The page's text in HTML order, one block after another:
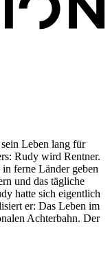
Leben lang für
Rudy wird Rentner.
ferne Länder geben
und das tägliche
hatte sich eigentlich
er: Das Leben im
Achterbahn. Der